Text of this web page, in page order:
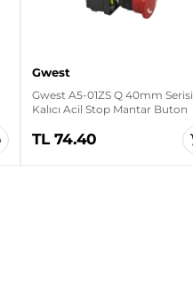
Gwest
Gwest A5-01ZS Q 40mm Serisi
Kalıcı Acil Stop Mantar Buton
TL 74.40